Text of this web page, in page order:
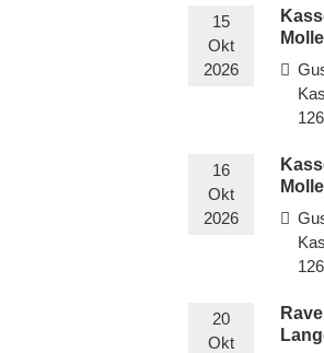
15
Okt
2026
126
16
Okt
2026
126
20
Okt